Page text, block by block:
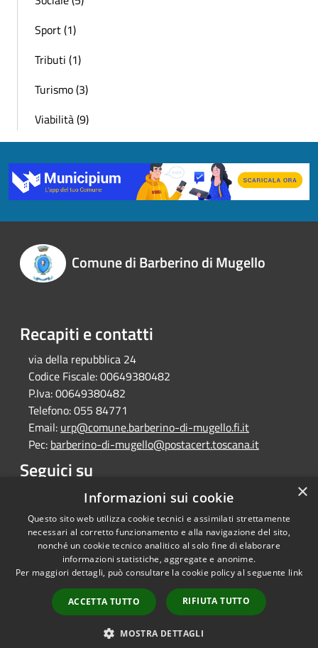
Sport (1)
Tributi (1)
Turismo (3)
Viabilità (9)
Comune di Barberino di Mugello
Recapiti e contatti
via della repubblica 24
Codice Fiscale:00649380482
P.Iva:00649380482
Telefono:055 84771
Email: urp@comune.barberino-di-mugello.fi.it
Pec: barberino-di-mugello@postacert.toscana.it
Seguici su
FacebookInstagramWhatsapp
Accessibilità
Copyright © 2026 • Comune di
Barberino di Mugello •
Powered byMunicipium
Accesso redazione
×
Informazioni sui cookie
Questo sito web utilizza cookie tecnici e assimilati strettamente
necessari al corretto funzionamento e alla navigazione del sito,
nonché un cookie tecnico analitico al solo fine di elaborare
informazioni statistiche, aggregate e anonime.
Per maggiori dettagli, può consultare la cookie policy al seguente link
ACCETTA TUTTO RIFIUTA TUTTO
MOSTRA DETTAGLI